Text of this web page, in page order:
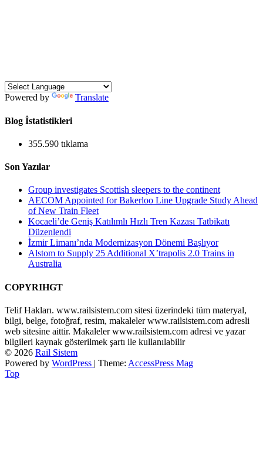
Powered by Translate
Blog İstatistikleri
355.590 tıklama
Son Yazılar
Group investigates Scottish sleepers to the continent
AECOM Appointed for Bakerloo Line Upgrade Study Ahead
of New Train Fleet
Kocaeli’de Geniş Katılımlı Hızlı Tren Kazası Tatbikatı
Düzenlendi
İzmir Limanı’nda Modernizasyon Dönemi Başlıyor
Alstom to Supply 25 Additional X’trapolis 2.0 Trains in
Australia
COPYRIHGT
Telif Hakları. www.railsistem.com sitesi üzerindeki tüm materyal,
bilgi, belge, fotoğraf, resim, makaleler www.railsistem.com adresli
web sitesine aittir. Makaleler www.railsistem.com adresi ve yazar
bilgileri kaynak gösterilmek şartı ile kullanılabilir
© 2026 Rail Sistem
Powered by WordPress | Theme: AccessPress Mag
Top